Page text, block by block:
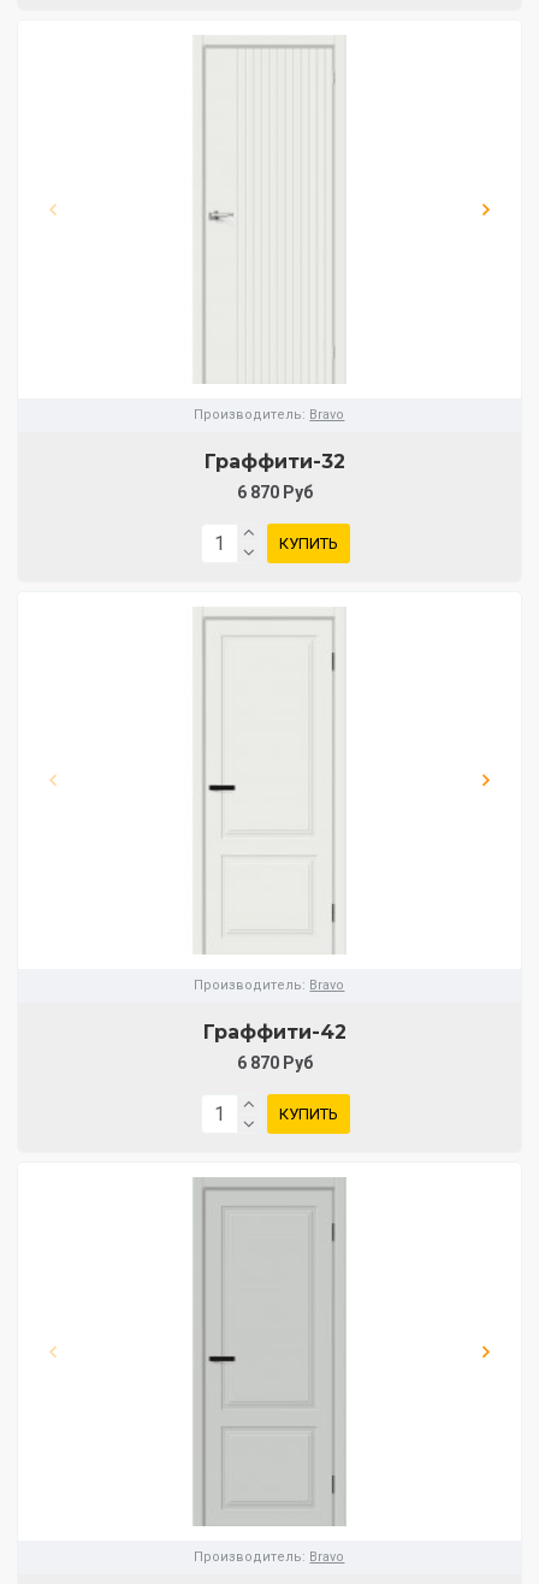
Производитель: Bravo
Граффити-32
6 870 Руб
КУПИТЬ
Производитель: Bravo
Граффити-42
6 870 Руб
КУПИТЬ
Производитель: Bravo